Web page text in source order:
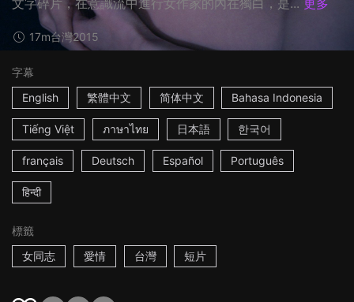
文字碎片，在意識流中進行女作家的內在獨白，是... 更多
17m台灣2015
字幕
English
繁體中文 简体中文 Bahasa Indonesia
Tiếng Việt ภาษาไทย 日本語 한국어
français Deutsch Español Português
हिन्दी
標籤
女同志
愛情 台灣 短片